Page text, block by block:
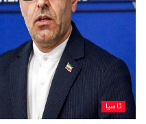
ئاسیا